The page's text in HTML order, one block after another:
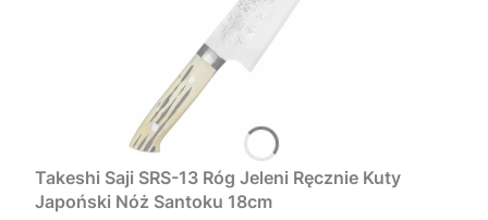
Takeshi Saji SRS-13 Róg Jeleni Ręcznie Kuty
Japoński Nóż Santoku 18cm